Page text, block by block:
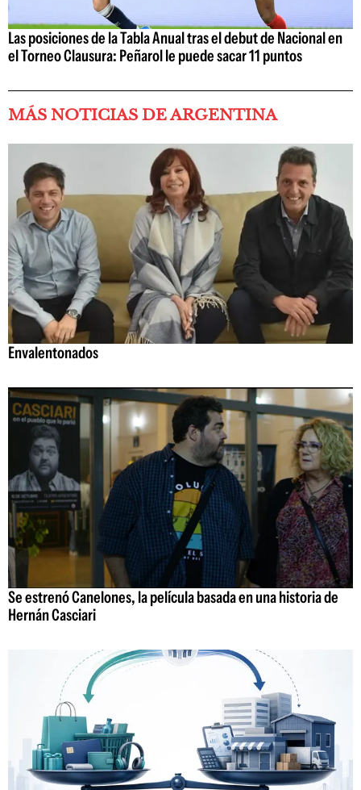
Las posiciones de la Tabla Anual tras el debut de Nacional en
el Torneo Clausura: Peñarol le puede sacar 11 puntos
MÁS NOTICIAS DE ARGENTINA
Envalentonados
Se estrenó Canelones, la película basada en una historia de
Hernán Casciari